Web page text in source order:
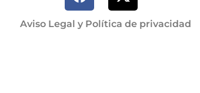
Aviso Legal y Política de privacidad